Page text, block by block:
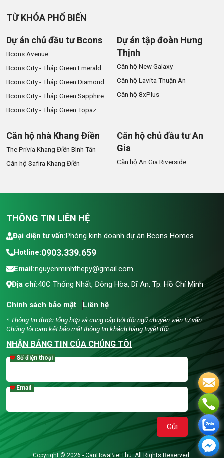
TỪ KHÓA PHỔ BIẾN
Dự án chủ đầu tư Bcons
Bcons Avenue
Bcons City - Tháp Green Emerald
Bcons City - Tháp Green Diamond
Bcons City - Tháp Green Sapphire
Bcons City - Tháp Green Topaz
Dự án tập đoàn Hưng
Thịnh
Căn hộ New Galaxy
Căn hộ Lavita Thuận An
Căn hộ 8xPlus
Căn hộ nhà Khang Điền
The Privia Khang Điền Bình Tân
Căn hộ Safira Khang Điền
Căn hộ chủ đầu tư An
Gia
Căn hộ An Gia Riverside
THÔNG TIN LIÊN HỆ
Đại diện tư vấn:Phòng kinh doanh dự án Bcons Homes
Hotline:0903.339.659
Email:nguyenminhthepy@gmail.com
Địa chỉ:40C Thống Nhất, Đông Hòa, Dĩ An, Tp. Hồ Chí Minh
Chính sách bảo mật Liên hệ
* Thông tin được tổng hợp và cung cấp bởi đội ngũ chuyên viên tư vấn.
Chúng tôi cam kết bảo mật thông tin khách hàng tuyệt đối.
NHẬN BẢNG TIN CỦA CHÚNG TÔI
Số điện thoại
Email
Gửi
Copyright © 2026 - CanHovaBietThu. All Rights Reserved.